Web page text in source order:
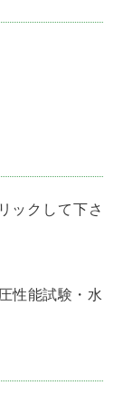
ックして下さ
性能試験・水